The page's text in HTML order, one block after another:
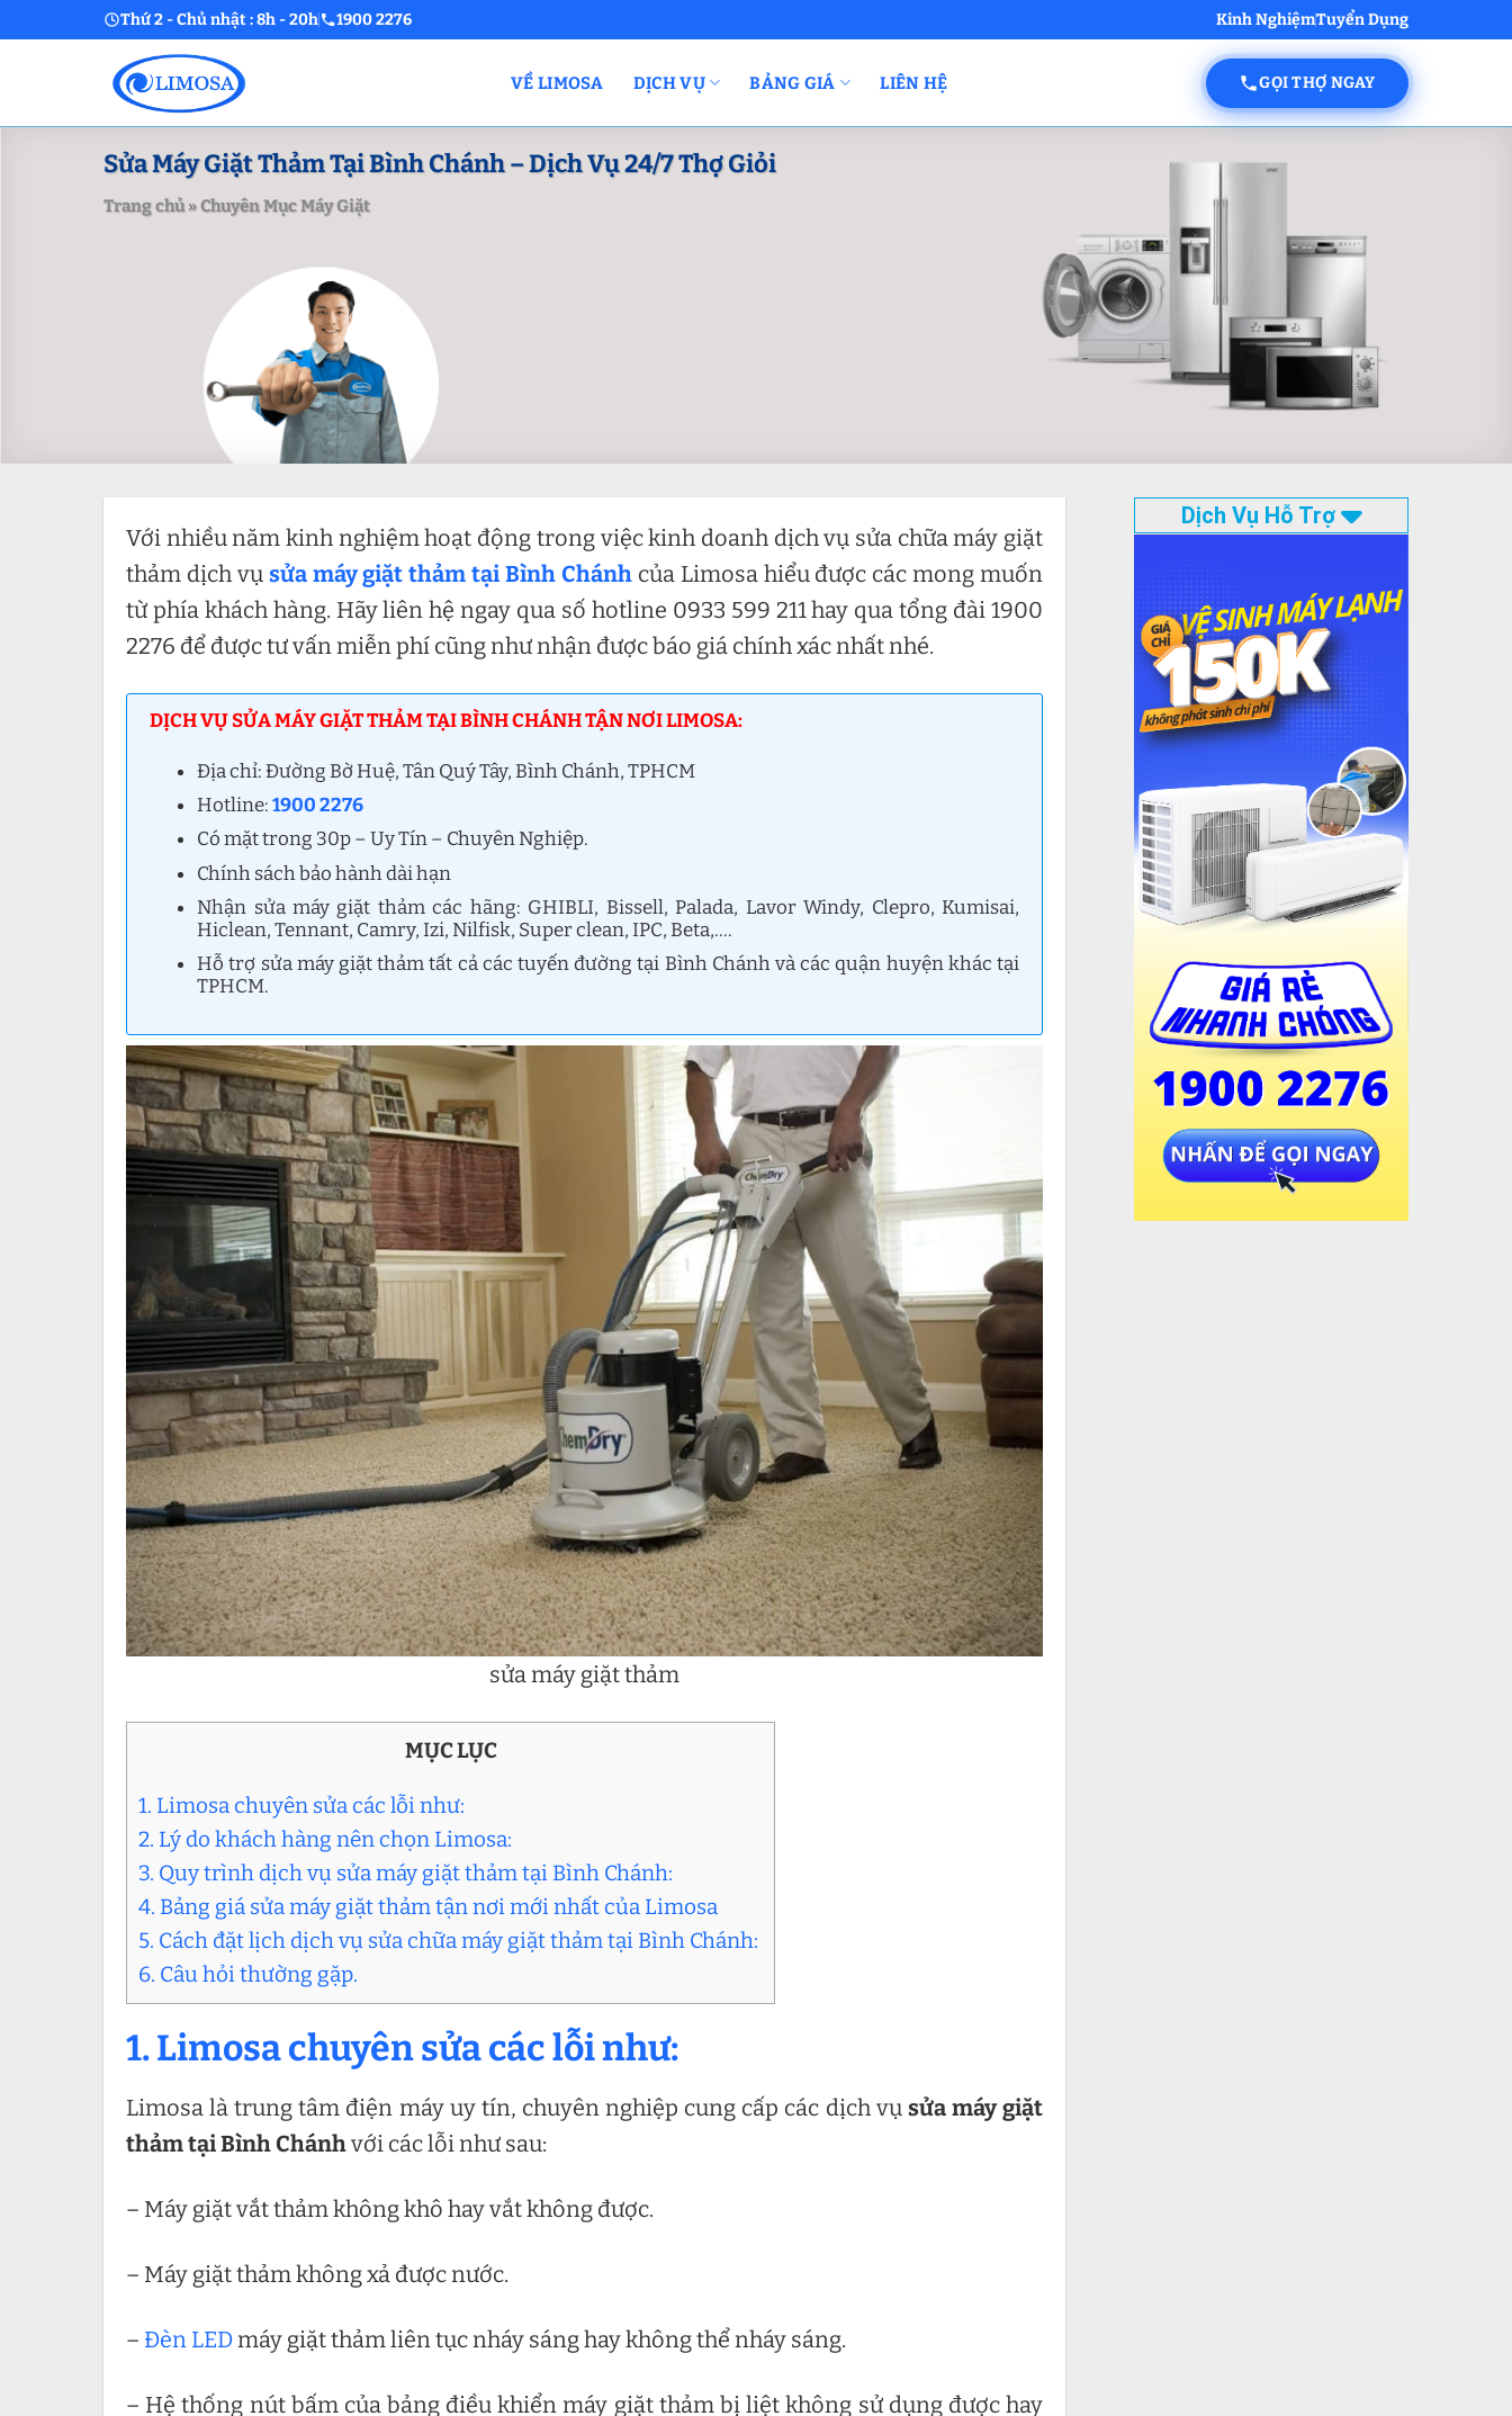
to
Thứ 2 - Chủ nhật : 8h - 20h 1900 2276 Kinh NghiệmTuyển Dụng
VỀ LIMOSA DỊCH VỤ BẢNG GIÁ LIÊN HỆ GỌI THỢ NGAY
Sửa Máy Giặt Thảm Tại Bình Chánh – Dịch Vụ 24/7 Thợ Giỏi
Trang chủ»Chuyên Mục Máy Giặt
Với nhiều năm kinh nghiệm hoạt động trong việc kinh doanh dịch vụ sửa chữa máy giặt
thảm dịch vụ sửa máy giặt thảm tại Bình Chánhcủa Limosa hiểu được các mong muốn
từ phía khách hàng. Hãy liên hệ ngay qua số hotline 0933 599 211 hay qua tổng đài 1900
2276 để được tư vấn miễn phí cũng như nhận được báo giá chính xác nhất nhé.
DỊCH VỤ SỬA MÁY GIẶT THẢM TẠI BÌNH CHÁNH TẬN NƠI LIMOSA:
Địa chỉ: Đường Bờ Huệ, Tân Quý Tây, Bình Chánh, TPHCM
Hotline:1900 2276
Có mặt trong 30p – Uy Tín – Chuyên Nghiệp.
Chính sách bảo hành dài hạn
Nhận sửa máy giặt thảm các hãng: GHIBLI, Bissell, Palada, Lavor Windy, Clepro, Kumisai,
Hiclean, Tennant, Camry, Izi, Nilfisk, Super clean, IPC, Beta,….
Hỗ trợ sửa máy giặt thảm tất cả các tuyến đường tại Bình Chánh và các quận huyện khác tại
TPHCM.
sửa máy giặt thảm
MỤC LỤC
1. Limosa chuyên sửa các lỗi như:
2. Lý do khách hàng nên chọn Limosa:
3. Quy trình dịch vụ sửa máy giặt thảm tại Bình Chánh:
4. Bảng giá sửa máy giặt thảm tận nơi mới nhất của Limosa
5. Cách đặt lịch dịch vụ sửa chữa máy giặt thảm tại Bình Chánh:
6. Câu hỏi thường gặp.
1. Limosa chuyên sửa các lỗi như:
Limosa là trung tâm điện máy uy tín, chuyên nghiệp cung cấp các dịch vụ sửa máy giặt
thảm tại Bình Chánhvới các lỗi như sau:
– Máy giặt vắt thảm không khô hay vắt không được.
– Máy giặt thảm không xả được nước.
– Đèn LEDmáy giặt thảm liên tục nháy sáng hay không thể nháy sáng.
– Hệ thống nút bấm của bảng điều khiển máy giặt thảm bị liệt không sử dụng được hay
Dịch Vụ Hỗ Trợ